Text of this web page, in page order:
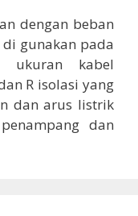
dengan beban
gunakan pada
ukuran kabel
R isolasi yang
dan arus listrik
dan